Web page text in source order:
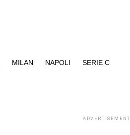
MILAN NAPOLI SERIE C
ADVERTISEMENT